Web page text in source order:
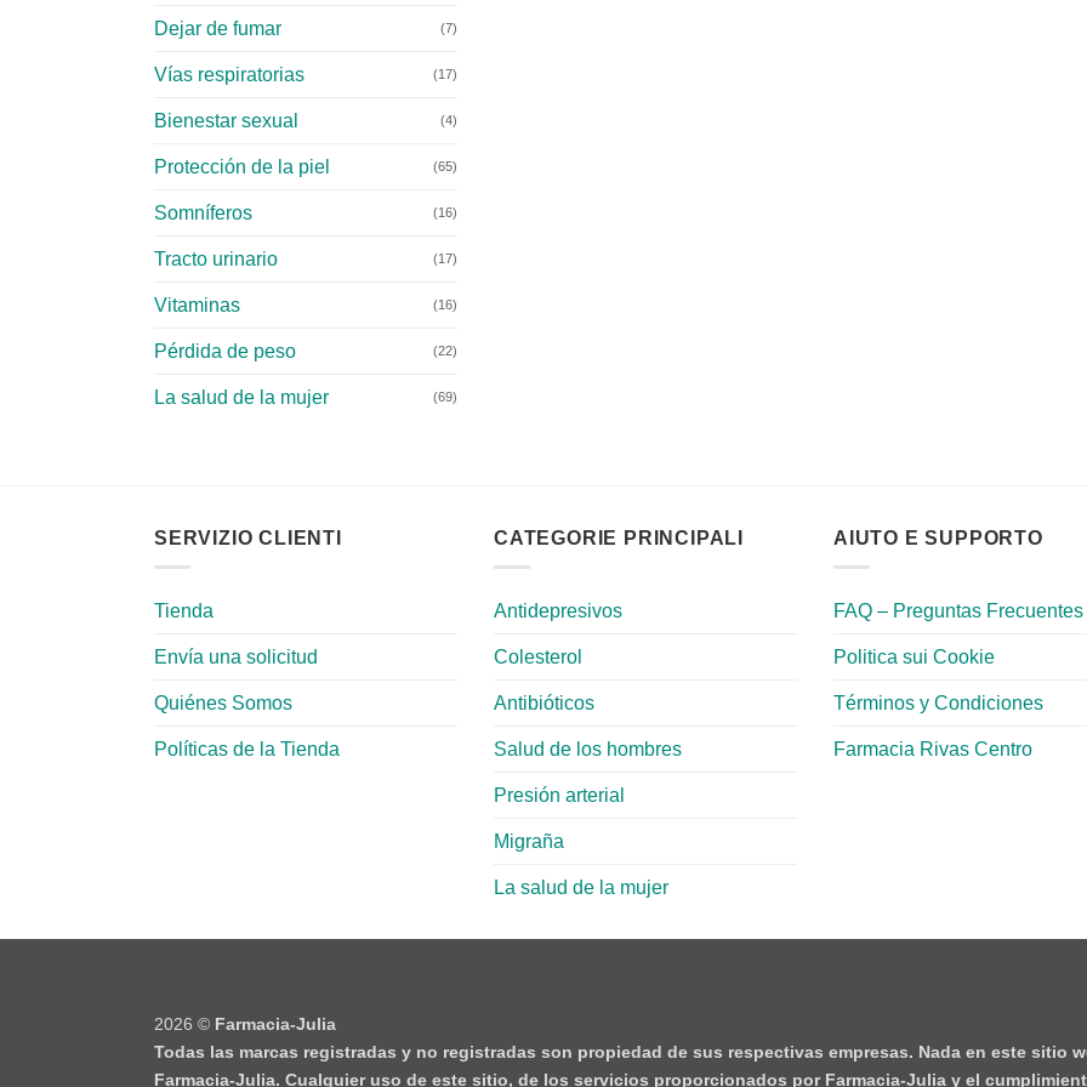
Dejar de fumar (7)
Vías respiratorias (17)
Bienestar sexual (4)
Protección de la piel (65)
Somníferos (16)
Tracto urinario (17)
Vitaminas (16)
Pérdida de peso (22)
La salud de la mujer (69)
SERVIZIO CLIENTI
Tienda
Envía una solicitud
Quiénes Somos
Políticas de la Tienda
CATEGORIE PRINCIPALI
Antidepresivos
Colesterol
Antibióticos
Salud de los hombres
Presión arterial
Migraña
La salud de la mujer
AIUTO E SUPPORTO
FAQ – Preguntas Frecuentes
Politica sui Cookie
Términos y Condiciones
Farmacia Rivas Centro
2026 © Farmacia-Julia
Todas las marcas registradas y no registradas son propiedad de sus respectivas empresas. Nada en este sitio
Farmacia-Julia. Cualquier uso de este sitio, de los servicios proporcionados por Farmacia-Julia y el